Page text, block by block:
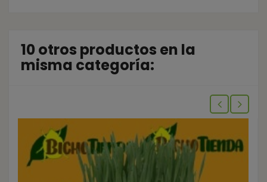
10 otros productos en la
misma categoría: